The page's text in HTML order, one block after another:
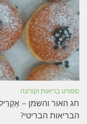
ספורט בריאות וקורונה
חג האור והשמן –
הבריאות הבריטי?